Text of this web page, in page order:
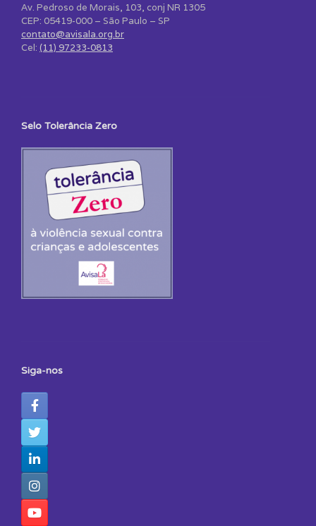
Av. Pedroso de Morais, 103, conj NR 1305
CEP: 05419-000 – São Paulo – SP
contato@avisala.org.br
Cel: (11) 97233-0813
Selo Tolerância Zero
Siga-nos